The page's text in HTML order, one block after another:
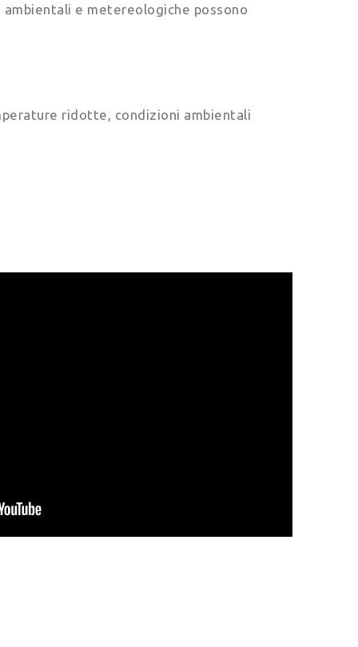
e metereologiche possono
ridotte, condizioni ambientali